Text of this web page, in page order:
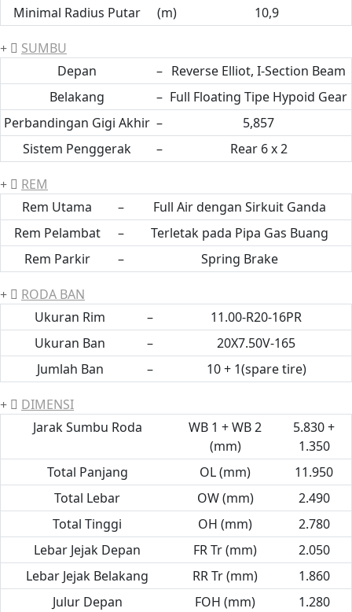
Minimal Radius Putar (m) 10,9
SUMBU
Depan
– Reverse Elliot, I-Section Beam
Belakang
– Full Floating Tipe Hypoid Gear
Perbandingan Gigi Akhir –
5,857
Sistem Penggerak
– Rear 6 x 2
REM
Rem Utama
–
Full Air dengan Sirkuit Ganda
Rem Pelambat
–
Terletak pada Pipa Gas Buang
Rem Parkir
– Spring Brake
RODA BAN
Ukuran Rim
–
11.00-R20-16PR
Ukuran Ban
–
20X7.50V-165
Jumlah Ban
– 10 + 1(spare tire)
DIMENSI
Jarak Sumbu Roda
WB 1 + WB 2
(mm)
5.830 +
1.350
Total Panjang
OL (mm)
11.950
Total Lebar
OW (mm)
2.490
Total Tinggi
OH (mm)
2.780
Lebar Jejak Depan
FR Tr (mm)
2.050
Lebar Jejak Belakang
RR Tr (mm)
1.860
Julur Depan
FOH (mm)
1.280